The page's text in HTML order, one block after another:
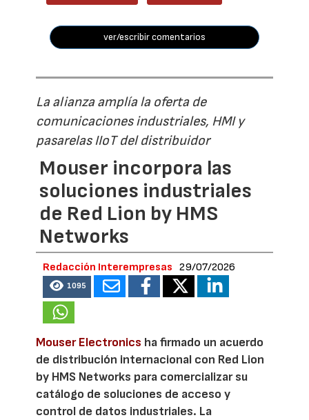
ver/escribir comentarios
La alianza amplía la oferta de
comunicaciones industriales, HMI y
pasarelas IIoT del distribuidor
Mouser incorpora las
soluciones industriales
de Red Lion by HMS
Networks
Redacción Interempresas 29/07/2026
1095
Mouser Electronics ha firmado un acuerdo
de distribución internacional con Red Lion
by HMS Networks para comercializar su
catálogo de soluciones de acceso y
control de datos industriales. La